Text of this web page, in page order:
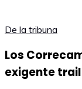
De la tribuna
Los
exigente